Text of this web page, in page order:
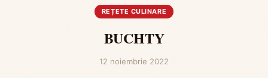
REȚETE CULINARE
BUCHTY
12 noiembrie 2022